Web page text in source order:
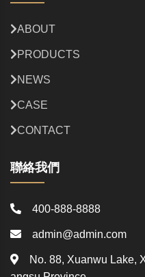
ABOUT
PRODUCTS
NEWS
CASE
CONTACT
聯絡我們
400-888-8888
admin@admin.com
No. 88, Xuanwu Lake,